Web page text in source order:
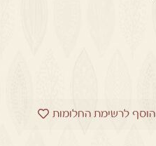
הוסף לרשימת החלומות